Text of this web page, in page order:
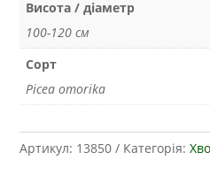
Висота / діаметр
100-120 см
Сорт
Picea omorika
Артикул: 13850 Категорія: